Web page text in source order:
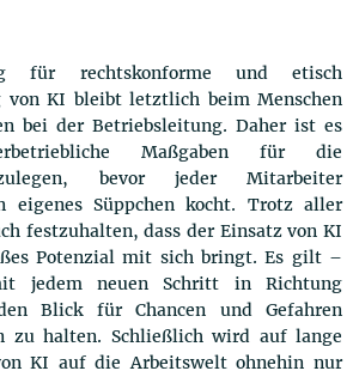
für rechtskonforme und etisch
von KI bleibt letztlich beim Menschen
bei der Betriebsleitung. Daher ist es
Maßgaben für die
bevor jeder Mitarbeiter
eigenes Süppchen kocht. Trotz aller
festzuhalten, dass der Einsatz von KI
Potenzial mit sich bringt. Es gilt –
jedem neuen Schritt in Richtung
Blick für Chancen und Gefahren
zu halten. Schließlich wird auf lange
KI auf die Arbeitswelt ohnehin nur